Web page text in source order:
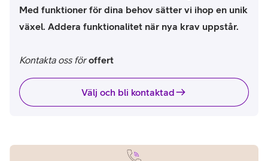
Med funktioner för dina behov sätter vi ihop en unik
växel. Addera funktionalitet när nya krav uppstår.
Kontakta oss föroffert
Välj och bli kontaktad